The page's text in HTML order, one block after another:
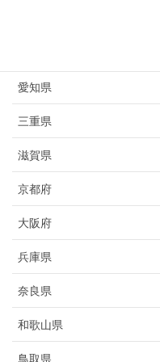
愛知県
三重県
滋賀県
京都府
大阪府
兵庫県
奈良県
和歌山県
鳥取県